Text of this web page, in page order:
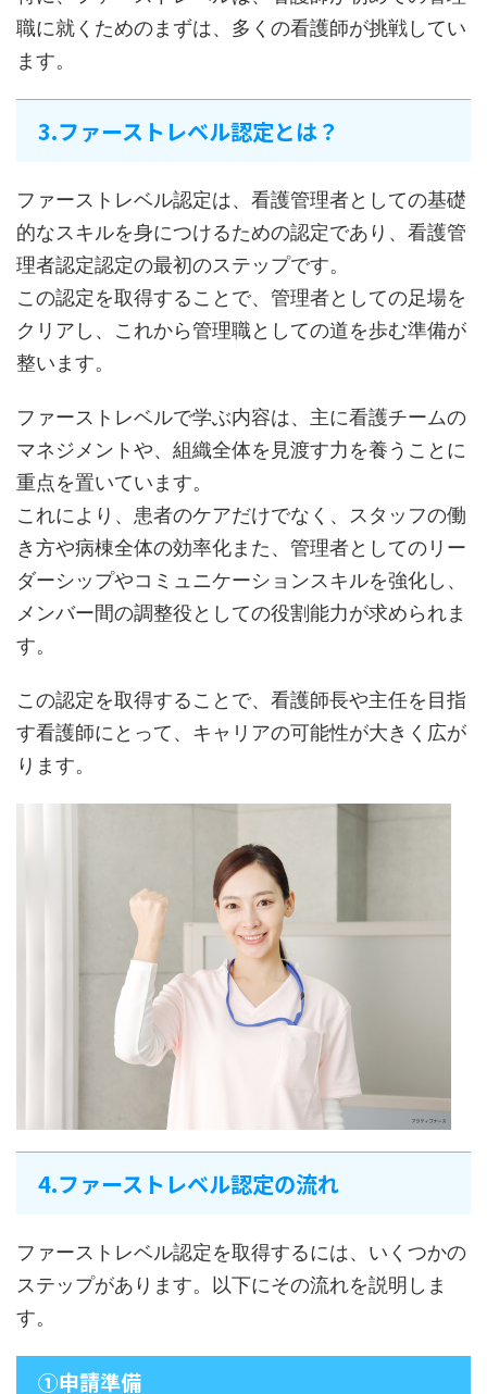
職に就くためのまずは、多くの看護師が挑戦してい
ます。
3.ファーストレベル認定とは？
ファーストレベル認定は、看護管理者としての基礎
的なスキルを身につけるための認定であり、看護管
理者認定認定の最初のステップです。
この認定を取得することで、管理者としての足場を
クリアし、これから管理職としての道を歩む準備が
整います。
ファーストレベルで学ぶ内容は、主に看護チームの
マネジメントや、組織全体を見渡す力を養うことに
重点を置いています。
これにより、患者のケアだけでなく、スタッフの働
き方や病棟全体の効率化また、管理者としてのリー
ダーシップやコミュニケーションスキルを強化し、
メンバー間の調整役としての役割能力が求められま
す。
この認定を取得することで、看護師長や主任を目指
す看護師にとって、キャリアの可能性が大きく広が
ります。
4.ファーストレベル認定の流れ
ファーストレベル認定を取得するには、いくつかの
ステップがあります。以下にその流れを説明しま
す。
①申請準備